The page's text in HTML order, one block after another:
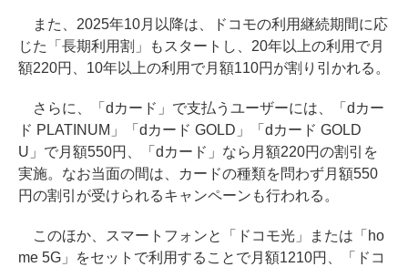
また、2025年10月以降は、ドコモの利用継続期間に応
じた「長期利用割」もスタートし、20年以上の利用で月
額220円、10年以上の利用で月額110円が割り引かれる。
さらに、「dカード」で支払うユーザーには、「dカー
ド PLATINUM」「dカード GOLD」「dカード GOLD
U」で月額550円、「dカード」なら月額220円の割引を
実施。なお当面の間は、カードの種類を問わず月額550
円の割引が受けられるキャンペーンも行われる。
このほか、スマートフォンと「ドコモ光」または「ho
me 5G」をセットで利用することで月額1210円、「ドコ